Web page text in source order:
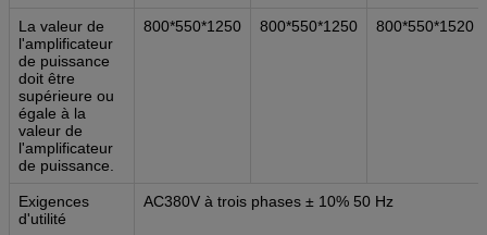
La valeur de
l'amplificateur
de puissance
doit être
supérieure ou
égale à la
valeur de
l'amplificateur
de puissance.
800*550*1250 800*550*1250 800*550*1520
Exigences
d'utilité
AC380V à trois phases ± 10% 50 Hz